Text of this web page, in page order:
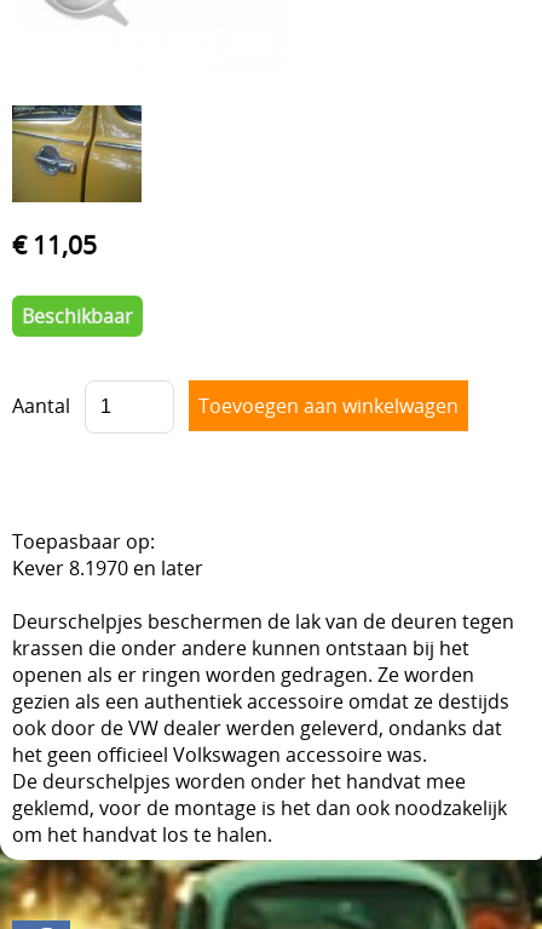
BENZINE, UITLAAT, KACHEL
ACHTERAS , DIFFERENTIEEL EN VERSNELLINGSBAK
HAND & VOETBEDIENINGEN
€ 11,05
Beschikbaar
Aantal
Toepasbaar op:
Kever 8.1970 en later
Deurschelpjes beschermen de lak van de deuren tegen
krassen die onder andere kunnen ontstaan bij het
openen als er ringen worden gedragen. Ze worden
gezien als een authentiek accessoire omdat ze destijds
ook door de VW dealer werden geleverd, ondanks dat
het geen officieel Volkswagen accessoire was.
De deurschelpjes worden onder het handvat mee
geklemd, voor de montage is het dan ook noodzakelijk
om het handvat los te halen.